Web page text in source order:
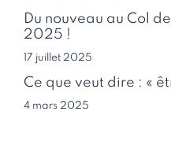
Du nouveau au Col
2025 !
17 juillet 2025
Ce que veut dire : «
4 mars 2025